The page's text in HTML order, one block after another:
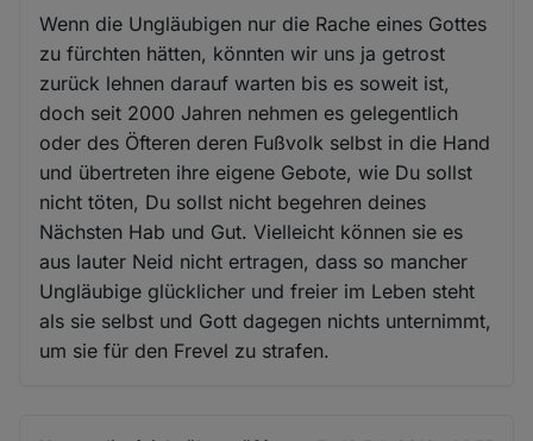
Wenn die Ungläubigen nur die Rache eines Gottes
zu fürchten hätten, könnten wir uns ja getrost
zurück lehnen darauf warten bis es soweit ist,
doch seit 2000 Jahren nehmen es gelegentlich
oder des Öfteren deren Fußvolk selbst in die Hand
und übertreten ihre eigene Gebote, wie Du sollst
nicht töten, Du sollst nicht begehren deines
Nächsten Hab und Gut. Vielleicht können sie es
aus lauter Neid nicht ertragen, dass so mancher
Ungläubige glücklicher und freier im Leben steht
als sie selbst und Gott dagegen nichts unternimmt,
um sie für den Frevel zu strafen.